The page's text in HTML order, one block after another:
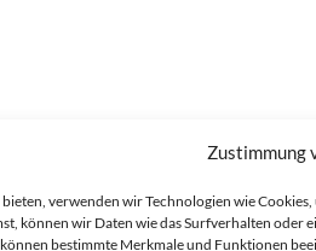
Zustimmung
verwenden wir Technologien wie
können wir Daten wie das Surfverhalten
bestimmte Merkmale und Funktionen